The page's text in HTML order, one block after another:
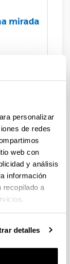
personalizar
de redes
web con
y análisis
información
recopilado a
detalles
mirada
el
XI)
en la